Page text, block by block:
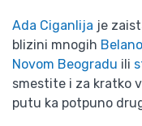
Ada Ciganlija je
blizini mnogih
Novom Beogradu ili
smestite i za kratko
putu ka potpuno